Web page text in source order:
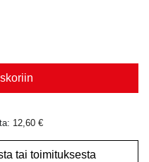
12,60 €
tai toimituksesta